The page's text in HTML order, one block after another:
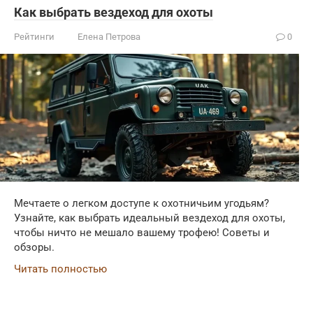
Как выбрать вездеход для охоты
Рейтинги Елена Петрова 0
Мечтаете о легком доступе к охотничьим угодьям?
Узнайте, как выбрать идеальный вездеход для охоты,
чтобы ничто не мешало вашему трофею! Советы и
обзоры.
Читать полностью